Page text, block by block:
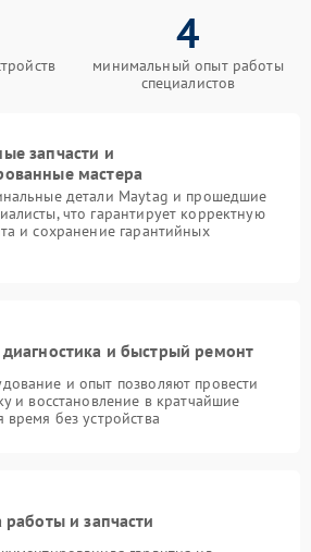
4
минимальный опыт работы
специалистов
запчасти и
мастера
детали Maytag и прошедшие
что гарантирует корректную
и сохранение гарантийных
диагностика и быстрый ремонт
и опыт позволяют провести
и восстановление в кратчайшие
без устройства
работы и запчасти